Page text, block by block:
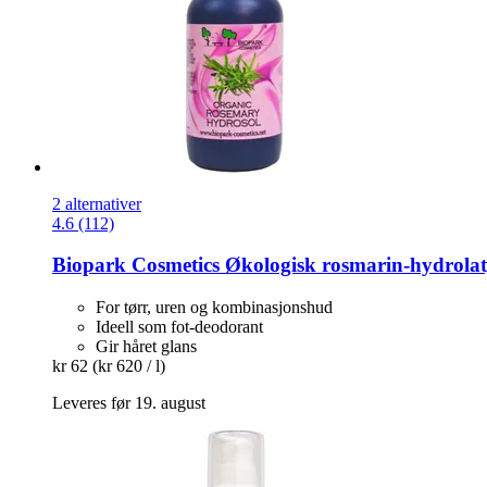
2 alternativer
4.6 (112)
Biopark Cosmetics Økologisk rosmarin-​
For tørr, uren og kombinasjonshud
Ideell som fot-deodorant
Gir håret glans
kr 62 (kr 620 / l)
Leveres før 19. august